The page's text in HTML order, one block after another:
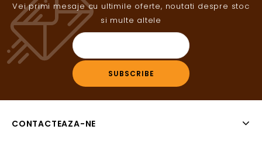
Vei primi mesaje cu ultimile oferte, noutati despre stoc
si multe altele
CONTACTEAZA-NE